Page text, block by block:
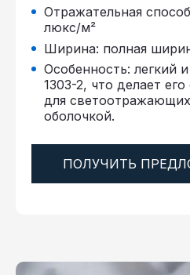
Отражательная
люкс/м²
Ширина: полная
Особенность: легкий
1303-2, что делает
для
оболочкой.
ПОЛУЧИТЬ